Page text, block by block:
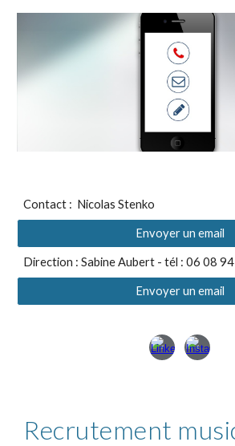
Contact : Nicolas Stenko
Envoyer un email
Direction : Sabine Aubert - tél : 06 08
Envoyer un email
Recrutement